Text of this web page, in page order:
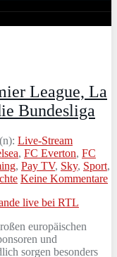
League, La
Bundesliga
Live-Stream
, FC Everton, FC
, Pay TV, Sky, Sport,
Keine Kommentare
europäischen
und
sorgen besonders